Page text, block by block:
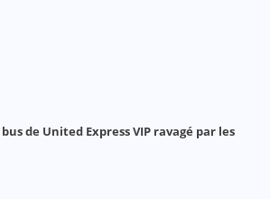
de United Express VIP ravagé par les